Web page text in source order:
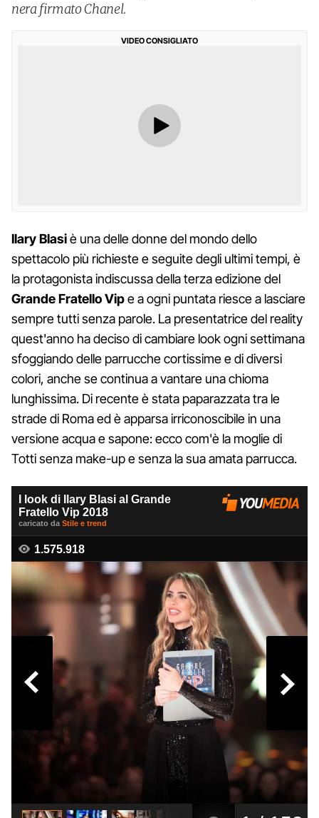
nera firmato Chanel.
VIDEO CONSIGLIATO
Ilary Blasiè una delle donne del mondo dello
spettacolo più richieste e seguite degli ultimi tempi, è
la protagonista indiscussa della terza edizione del
Grande Fratello Vipe a ogni puntata riesce a lasciare
sempre tutti senza parole. La presentatrice del reality
quest'anno ha deciso di cambiare look ogni settimana
sfoggiando delle parrucche cortissime e di diversi
colori, anche se continua a vantare una chioma
lunghissima. Di recente è stata paparazzata tra le
strade di Roma ed è apparsa irriconoscibile in una
versione acqua e sapone: ecco com'è la moglie di
Totti senza make-up e senza la sua amata parrucca.